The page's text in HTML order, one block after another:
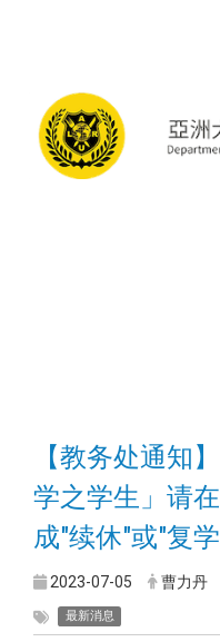
【教务处通知
学之学生」请
成"续休"或"复学
2023-07-05 曹力丹
最新消息